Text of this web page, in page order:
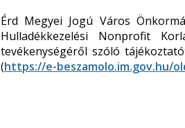
Érd Megyei Jogú Város
Hulladékkezelési Nonprofit
tevékenységéről szóló
(https://e-beszamolo.im.gov.hu/